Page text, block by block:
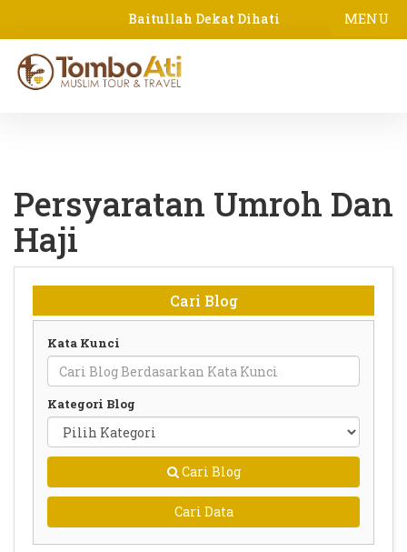
Baitullah Dekat Dihati
Persyaratan Umroh Dan
Haji
Cari Blog
Kata Kunci
Kategori Blog
Cari Blog
Cari Data
MENU